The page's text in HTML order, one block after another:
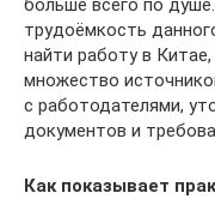
больше всего по
трудоёмкость
найти работу в
множество
с работодателями,
документов и
Как показывает